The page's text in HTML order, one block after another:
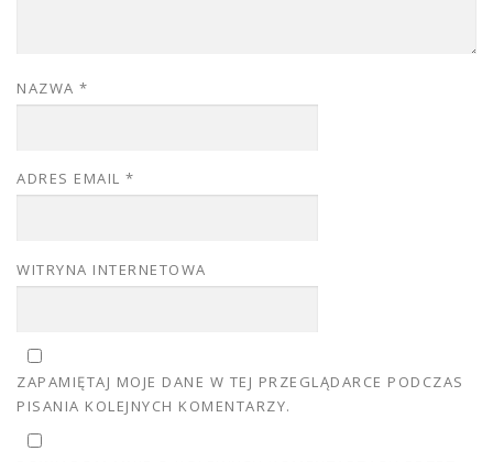
NAZWA *
ADRES EMAIL *
WITRYNA INTERNETOWA
ZAPAMIĘTAJ MOJE DANE W TEJ PRZEGLĄDARCE PODCZAS
PISANIA KOLEJNYCH KOMENTARZY.